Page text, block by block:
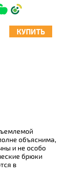
КУПИТЬ
объяснима,
и не особо
брюки
в